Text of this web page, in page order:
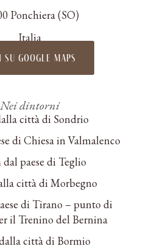
Ponchiera (SO)
Italia
su google maps
Nei dintorni
città di Sondrio
di Chiesa in Valmalenco
paese di Teglio
città di Morbegno
di Tirano – punto di
il Trenino del Bernina
città di Bormio